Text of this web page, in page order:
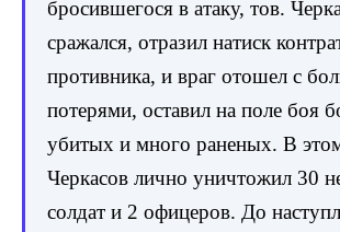
бросившегося в атаку, тов.
сражался, отразил натиск
противника, и враг отошел с
потерями, оставил на поле боя
убитых и много раненых. В
Черкасов лично уничтожил 30
солдат и 2 офицеров. До